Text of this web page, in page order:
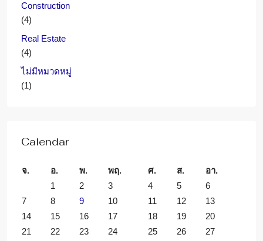
Construction
(4)
Real Estate
(4)
ไม่มีหมวดหมู่
(1)
Calendar
จ. อ. พ. พฤ. ศ. ส.
อา.
1
2 3 4 5
6
7
8 9 10 11 12
13
14
15 16 17 18 19
20
21
22 23 24 25 26
27